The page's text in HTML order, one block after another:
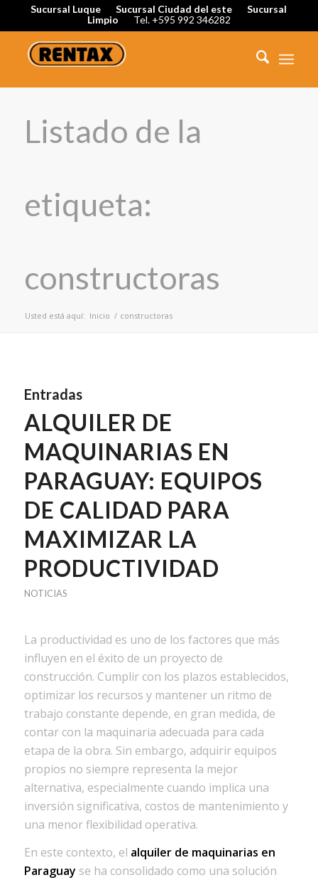
Sucursal Luque Sucursal Ciudad del este
Sucursal
Limpio
Tel. +595 992 346282
Listado de la
etiqueta:
constructoras
Usted está aquí: Inicio / constructoras
Entradas
ALQUILER DE
MAQUINARIAS EN
PARAGUAY: EQUIPOS
DE CALIDAD PARA
MAXIMIZAR LA
PRODUCTIVIDAD
NOTICIAS
La productividad es uno de los factores que más
influyen en el éxito de un proyecto de
construcción. Cumplir con los plazos establecidos,
optimizar los recursos y mantener un ritmo de
trabajo constante depende, en gran medida, de
contar con la maquinaria adecuada para cada
etapa de la obra. Sin embargo, adquirir equipos
propios no siempre representa la mejor
alternativa, especialmente cuando implica una
inversión significativa, costos de mantenimiento y
una menor flexibilidad operativa.
En este contexto, el alquiler de maquinarias en
Paraguay se ha consolidado como una solución